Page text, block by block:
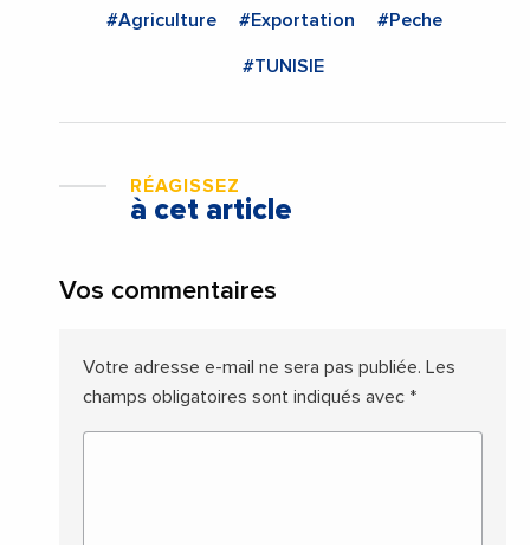
#Agriculture #Exportation #Peche
#TUNISIE
RÉAGISSEZ
à cet article
Vos commentaires
Votre adresse e-mail ne sera pas publiée. Les
champs obligatoires sont indiqués avec *